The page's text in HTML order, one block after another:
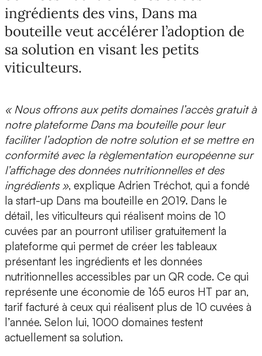
ingrédients des vins, Dans ma
bouteille veut accélérer l’adoption de
sa solution en visant les petits
viticulteurs.
« Nous offrons aux petits domaines l’accès gratuit à
notre plateforme Dans ma bouteille pour leur
faciliter l’adoption de notre solution et se mettre en
conformité avec la règlementation européenne sur
l’affichage des données nutritionnelles et des
ingrédients », explique Adrien Tréchot, qui a fondé
la start-up Dans ma bouteille en 2019. Dans le
détail, les viticulteurs qui réalisent moins de 10
cuvées par an pourront utiliser gratuitement la
plateforme qui permet de créer les tableaux
présentant les ingrédients et les données
nutritionnelles accessibles par un QR code. Ce qui
représente une économie de 165 euros HT par an,
tarif facturé à ceux qui réalisent plus de 10 cuvées à
l’année. Selon lui, 1000 domaines testent
actuellement sa solution.